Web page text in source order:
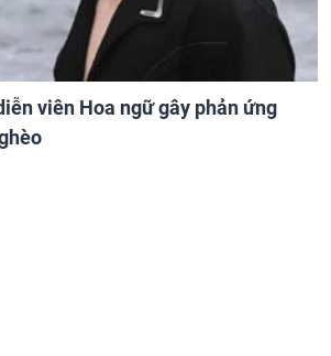
viên Hoa ngữ gây phản ứng